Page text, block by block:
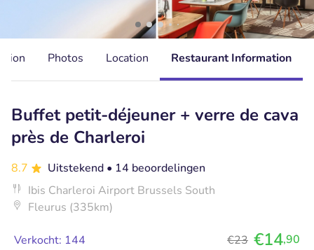
Photos Location Restaurant Information
Buffet petit-déjeuner + verre de cava
près de Charleroi
8.7 Uitstekend • 14 beoordelingen
Ibis Charleroi Airport Brussels South
Fleurus (335km)
Verkocht: 144 €23 €14,90